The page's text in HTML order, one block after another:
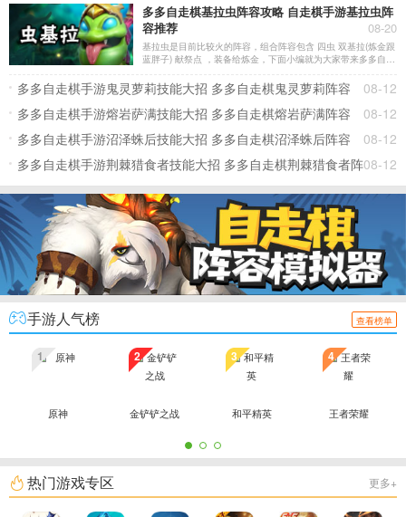
多多自走棋基拉虫阵容攻略 自走棋手游基拉虫阵
容推荐
08-20
基拉虫是目前比较火的阵容，组合阵容包含 四虫 双基拉(炼金跟
蓝胖子) 献祭点 ，装备给炼金，下面小编就为大家带来多多自走
08-12
多多自走棋手游鬼灵萝莉技能大招 多多自走棋鬼灵萝莉阵容
08-12
多多自走棋手游熔岩萨满技能大招 多多自走棋熔岩萨满阵容
08-12
多多自走棋手游沼泽蛛后技能大招 多多自走棋沼泽蛛后阵容
08-12
多多自走棋手游荆棘猎食者技能大招 多多自走棋荆棘猎食者阵
容
手游人气榜 查看榜单
原神
1
金铲铲之战
2
和平精英
3
王者荣耀
4
热门游戏专区 更多+